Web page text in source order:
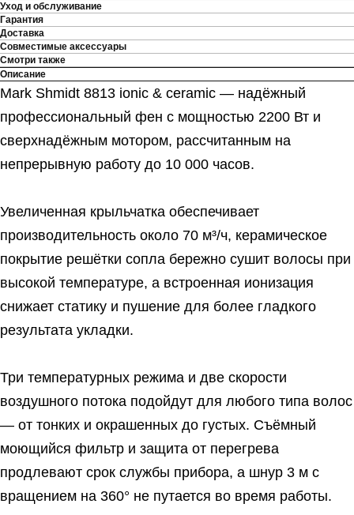
Уход и обслуживание
Гарантия
Доставка
Совместимые аксессуары
Смотри также
Описание
Mark Shmidt 8813 ionic & ceramic — надёжный
профессиональный фен с мощностью 2200 Вт и
сверхнадёжным мотором, рассчитанным на
непрерывную работу до 10 000 часов.
Увеличенная крыльчатка обеспечивает
производительность около 70 м³/ч, керамическое
покрытие решётки сопла бережно сушит волосы при
высокой температуре, а встроенная ионизация
снижает статику и пушение для более гладкого
результата укладки.
Три температурных режима и две скорости
воздушного потока подойдут для любого типа волос
— от тонких и окрашенных до густых. Съёмный
моющийся фильтр и защита от перегрева
продлевают срок службы прибора, а шнур 3 м с
вращением на 360° не путается во время работы.